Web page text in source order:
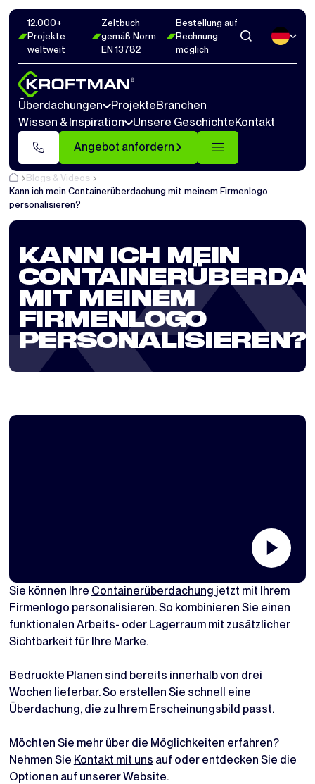
12.000+
Projekte
weltweit
Zeltbuch
gemäß Norm
EN 13782
Bestellung auf
Rechnung
möglich
Überdachungen ProjekteBranchen
Wissen & Inspiration
Unsere GeschichteKontakt
Angebot anfordern
Blogs & Videos
Kann ich mein Containerüberdachung mit meinem Firmenlogo
personalisieren?
KANN ICH MEIN
MIT MEINEM
FIRMENLOGO
PERSONALISIEREN?
Sie können Ihre Containerüberdachung jetzt mit Ihrem
Firmenlogo personalisieren. So kombinieren Sie einen
funktionalen Arbeits- oder Lagerraum mit zusätzlicher
Sichtbarkeit für Ihre Marke.
Bedruckte Planen sind bereits innerhalb von drei
Wochen lieferbar. So erstellen Sie schnell eine
Überdachung, die zu Ihrem Erscheinungsbild passt.
Möchten Sie mehr über die Möglichkeiten erfahren?
Nehmen Sie Kontakt mit uns auf oder entdecken Sie die
Optionen auf unserer Website.